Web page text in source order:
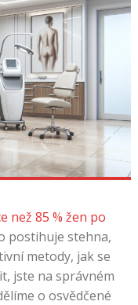
než 85 % žen po
postihuje stehna,
metody, jak se
jste na správném
o osvědčené